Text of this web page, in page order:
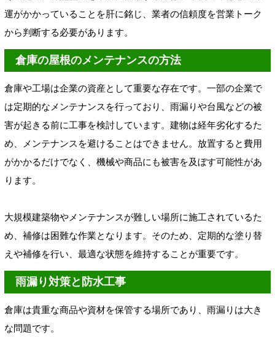
運がかかっていることを肝に銘じ、業者の信頼度を営業トーク
から判断する必要があります。
倉庫の屋根のメンテナンスの方法
倉庫や工場は企業の資産として重要な存在です。一部の企業で
は定期的なメンテナンスを行っており、雨漏りや台風などの被
害が起きる前に工事を検討しています。建物は経年劣化するた
め、メンテナンスを避けることはできません。放置すると費用
がかかるだけでなく、機械や商品にも被害を及ぼす可能性があ
ります。
大規模建築物やメンテナンスが難しい場所に施工されているた
め、補修は困難な作業となります。そのため、定期的な塗り替
えや補修を行い、最適な状態を維持することが重要です。
雨漏り対策と防水工事
倉庫は貴重な商品や資材を保管する場所であり、雨漏りは大き
な問題です。